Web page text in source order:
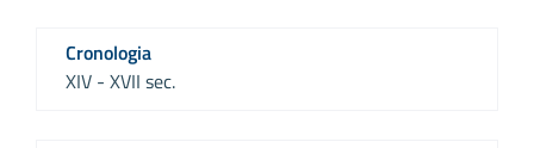
Cronologia
XIV - XVII sec.